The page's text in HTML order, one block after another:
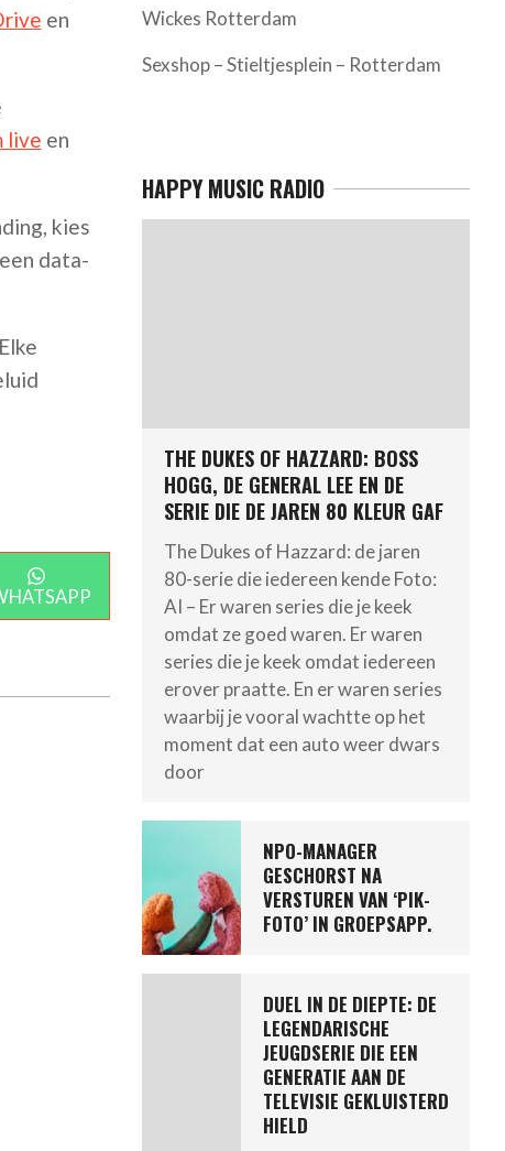
en
live en
kies
data-
ON
Wickes Rotterdam
Sexshop – Stieltjesplein – Rotterdam
HAPPY MUSIC RADIO
THE DUKES OF HAZZARD: BOSS
HOGG, DE GENERAL LEE EN DE
SERIE DIE DE JAREN 80 KLEUR GAF
The Dukes of Hazzard: de jaren
80-serie die iedereen kende Foto:
AI – Er waren series die je keek
omdat ze goed waren. Er waren
series die je keek omdat iedereen
erover praatte. En er waren series
waarbij je vooral wachtte op het
moment dat een auto weer dwars
door
NPO-MANAGER
GESCHORST NA
VERSTUREN VAN ‘PIK-
FOTO’ IN GROEPSAPP.
DUEL IN DE DIEPTE: DE
LEGENDARISCHE
JEUGDSERIE DIE EEN
GENERATIE AAN DE
TELEVISIE GEKLUISTERD
HIELD